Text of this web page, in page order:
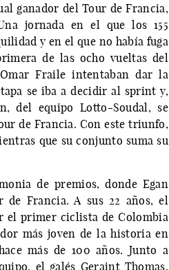
ganador del Tour de Francia,
jornada en el que los 155
y en el que no había fuga
de las ocho vueltas del
Fraile intentaban dar la
se iba a decidir al sprint y,
del equipo Lotto-Soudal, se
de Francia. Con este triunfo,
que su conjunto suma su
de premios, donde Egan
de Francia. A sus 22 años, el
el primer ciclista de Colombia
más joven de la historia en
más de 100 años. Junto a
el galés Geraint Thomas,